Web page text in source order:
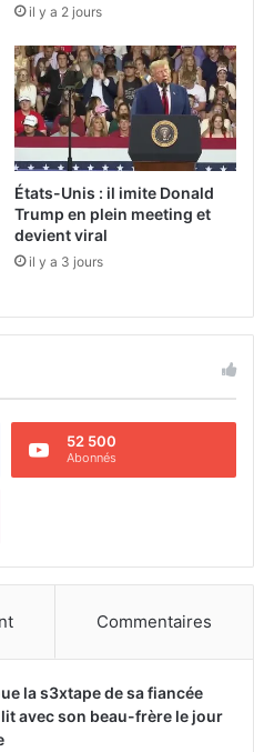
il y a 2 jours
États-Unis : il imite Donald
Trump en plein meeting et
devient viral
il y a 3 jours
52 500
Abonnés
Commentaires
la s3xtape de sa fiancée
avec son beau-frère le jour